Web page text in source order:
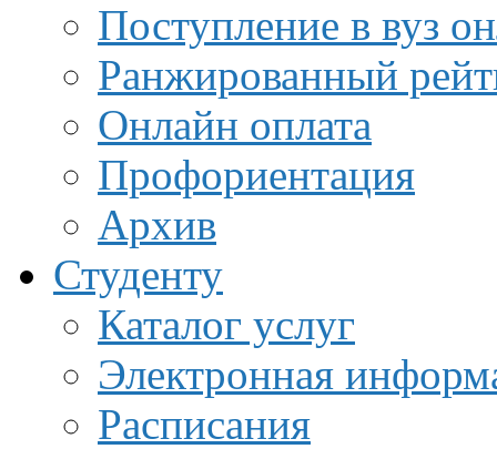
Поступление в вуз
Ранжированный
Онлайн оплата
Профориентация
Архив
Студенту
Каталог услуг
Электронная
Расписания